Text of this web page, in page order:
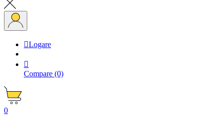
Logare

Compare (0)
0